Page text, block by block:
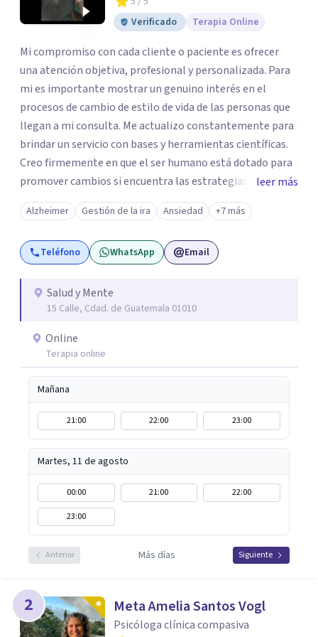
los profesionales que más se ajustan a tus
necesidades.
Responder cuestionario
Verificado
Terapia Online
Mi compromiso con cada cliente o paciente es ofrecer
una atención objetiva, profesional y personalizada. Para
mi es importante mostrar un genuino interés en el
procesos de cambio de estilo de vida de las personas que
llegan a mi consulta. Me actualizo constantemente para
brindar un servicio con bases y herramientas científicas.
Creo firmemente en que el ser humano está dotado para
promover cambios si encuentra las estrategias y
herramientas adecuadas y es por eso que elegí esta
profesión, ya que me permite a través del conocimiento y
experiencia que he adquirido ayudar a las personas a
descubrirse a sí mismos y por medio de la psicoterapia
leer más
Alzheimer Gestión de la ira Ansiedad +7 más
Teléfono WhatsApp Email
Salud y Mente
15 Calle, Cdad. de Guatemala 01010
Online
Terapia online
Mañana
21:00 22:00 23:00
Martes, 11 de agosto
00:00 21:00
22:00
23:00
Anterior Más días Siguiente
2 Meta Amelia Santos Vogl
Psicóloga clínica compasiva